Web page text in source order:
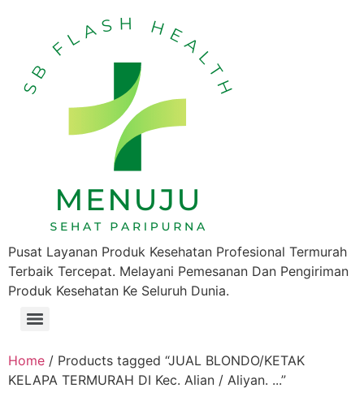
Pusat Layanan Produk Kesehatan Profesional Termurah
Terbaik Tercepat. Melayani Pemesanan Dan Pengiriman
Produk Kesehatan Ke Seluruh Dunia.
Home / Products tagged “JUAL BLONDO/KETAK
KELAPA TERMURAH DI Kec. Alian / Aliyan. ...”